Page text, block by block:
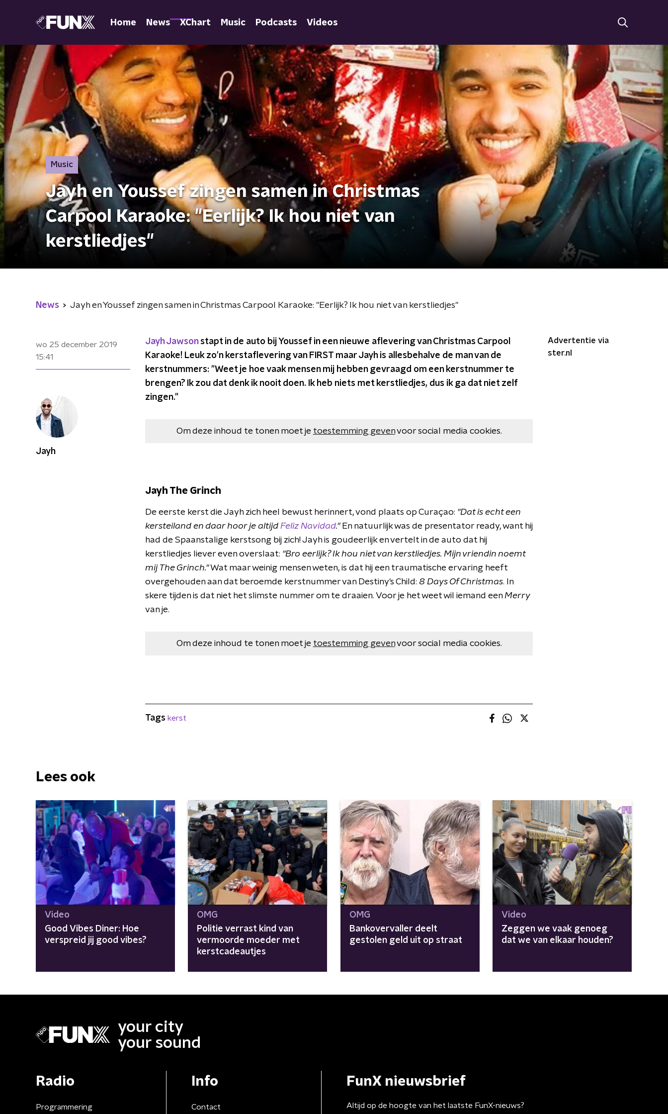
Home News XChart Music Podcasts Videos
Music
Jayh en Youssef zingen samen in Christmas
Carpool Karaoke: "Eerlijk? Ik hou niet van
kerstliedjes"
News Jayh en Youssef zingen samen in Christmas Carpool Karaoke: "Eerlijk? Ik hou niet van kerstliedjes"
wo 25 december 2019
15:41
Jayh Jawsonstapt in de auto bij Youssef in een nieuwe aflevering van Christmas Carpool
Karaoke! Leuk zo'n kerstaflevering van FIRST maar Jayh is allesbehalve de man van de
kerstnummers: "Weet je hoe vaak mensen mij hebben gevraagd om een kerstnummer te
brengen? Ik zou dat denk ik nooit doen. Ik heb niets met kerstliedjes, dus ik ga dat niet zelf
zingen."
Om deze inhoud te tonen moet je toestemming gevenvoor social media cookies.
Jayh The Grinch
De eerste kerst die Jayh zich heel bewust herinnert, vond plaats op Curaçao: "Dat is echt een
kersteiland en daar hoor je altijd Feliz Navidad."En natuurlijk was de presentator ready, want hij
had de Spaanstalige kerstsong bij zich! Jayh is goudeerlijk en vertelt in de auto dat hij
kerstliedjes liever even overslaat: "Bro eerlijk? Ik hou niet van kerstliedjes. Mijn vriendin noemt
mij The Grinch."Wat maar weinig mensen weten, is dat hij een traumatische ervaring heeft
overgehouden aan dat beroemde kerstnummer van Destiny's Child: 8 Days Of Christmas. In
skere tijden is dat niet het slimste nummer om te draaien. Voor je het weet wil iemand eenMerry
van je.
Om deze inhoud te tonen moet je toestemming gevenvoor social media cookies.
Advertentie via
ster.nl
Jayh
Tags kerst
Lees ook
Video
Good Vibes Diner: Hoe
verspreid jij good vibes?
OMG
Politie verrast kind van
vermoorde moeder met
kerstcadeautjes
OMG
Bankovervaller deelt
gestolen geld uit op straat
Video
Zeggen we vaak genoeg
dat we van elkaar houden?
your city
your sound
Radio
Programmering
Info
Contact
FunX nieuwsbrief
Altijd op de hoogte van het laatste FunX-nieuws?